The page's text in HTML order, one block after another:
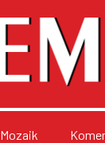
Mozaik